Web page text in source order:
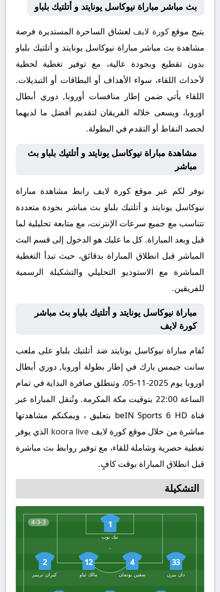
بث مباشر مباراة نيوكاسل يونايتد و أتلتيك بلباو
يتيح موقعكورة لايف لعشاق الساحرة المستديرة فرصة
مشاهدة بث مباشر مباراة نيوكاسل يونايتد و أتلتيك بلباو
بدون تقطيع وبجودة عالية، مع توفير تغطية لحظية
لأحداث اللقاء، سواء الأهداف أو البطاقات أو التبديلات.
اللقاء يأتي ضمن إطار منافسات أوروبا, دوري أبطال
اوروبا، ويسعى خلاله الفريقان لتقديم أفضل ما لديهما
لحصد النقاط أو التقدم في البطولة.
مشاهدة مباراة نيوكاسل يونايتد و أتلتيك بلباو بث
مباشر
نوفر لكم عبر موقع كورة لايف رابط مشاهدة مباراة
نيوكاسل يونايتد و أتلتيك بلباو بث مباشر بجودة متعددة
تتناسب مع جميع سرعات الإنترنت، مع متابعة تحليلية لما
قبل وبعد المباراة. كل ما عليك هو الدخول إلى قسم البث
المباشر قبل انطلاق المباراة بدقائق، حيث تبدأ التغطية
المباشرة مع الاستوديو التحليلي والتشكيلة الرسمية
للفريقين.
مباراة نيوكاسل يونايتد و أتلتيك بلباو بث مباشر
كورة لايف
تُقام مباراة نيوكاسل يونايتد ضد أتلتيك بلباو على ملعب
سانت جيمس بارك في إطار بطولة أوروبا, دوري أبطال
اوروبا يوم 2025-11-05، وتنطلق صافرة البداية في تمام
الساعة 22:00 بتوقيت مكة المكرمة. وتُنقل المباراة عبر
قناة beIN Sports 6 HD بتعليق ، ويمكنكم مشاهدتها
مباشرة من خلال موقع كورة لايف koora live الذي يوفر
تغطية حصرية وشاملة للقاء، مع توفير روابط بث مباشرة
قبل انطلاق المباراة بوقت كافٍ.
التشكيلة
4-3-3 1
نيك بوب
33
دان بيرن
4
سفين بوتمان
12
مالك ثياو
2
كيران تريبير